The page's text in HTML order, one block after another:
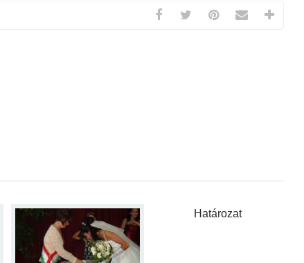
Határozat